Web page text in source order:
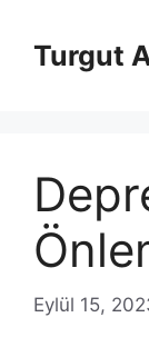
Turgut
Eylül 15,